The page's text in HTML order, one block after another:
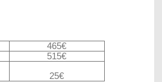
465€
515€
25€